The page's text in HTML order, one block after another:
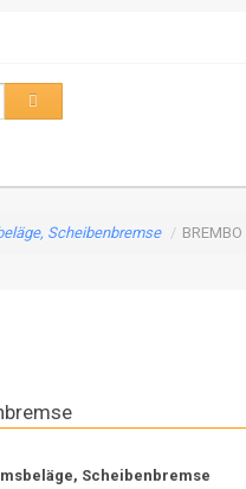
Scheibenbremse /
Scheibenbremse